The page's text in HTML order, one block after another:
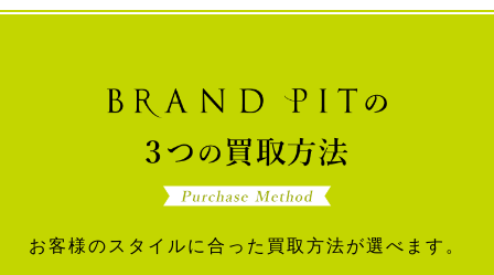
お客様のスタイルに合った買取方法が選べます。